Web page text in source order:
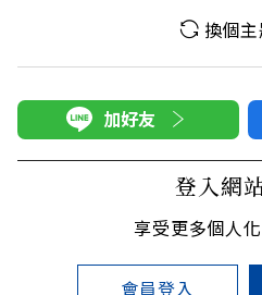
換個
加好友
登入網
享受更多個人
會員登入